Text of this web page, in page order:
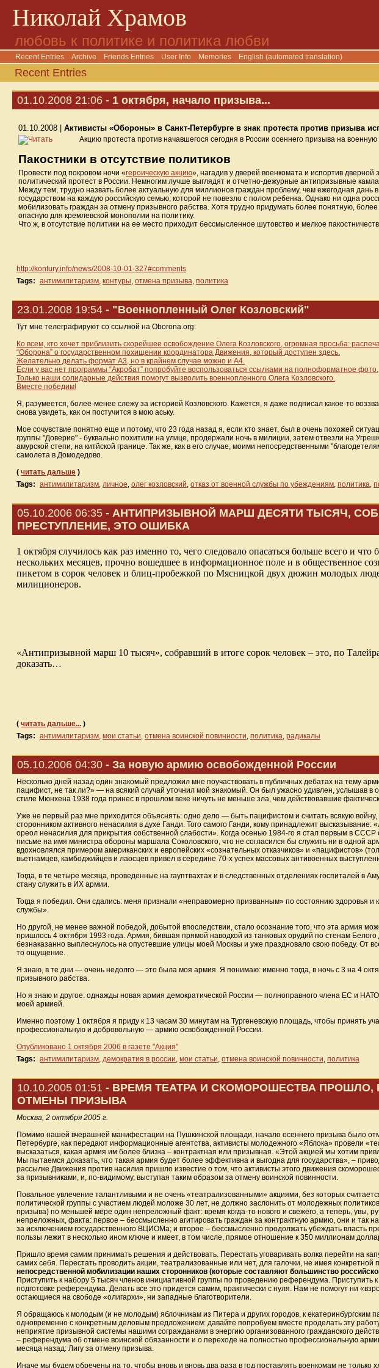
Николай Храмов
любовь к политике и политика любви
Recent Entries Archive Friends Entries User Info Memories English (automated translation)
Recent Entries
01.10.2008 21:06 - 1 октября, начало призыва...
01.10.2008 | Активисты «Обороны» в Санкт-Петербурге в знак протеста против призыва
Акцию протеста против начавшегося сегодня в России осеннего призыва на
Пакостники в отсутствие политиков
Провести под покровом ночи «героическую акцию», нагадив у дверей военкомата и испортив
политический протест в России. Немногим лучше выглядят и отчетно-дежурные антипризывные
Между тем, трудно назвать более актуальную для миллионов граждан проблему, чем ежегодная
государством на каждую российскую семью, которой не повезло с полом ребенка. Однако ни одна
мобилизовать граждан за отмену призывного рабства. Хотя трудно придумать более понятную,
опасную для кремлевской монополии на политику.
Что ж, в отсутствие политики на ее место приходит бессмысленное шутовство и мелкое
http://kontury.info/news/2008-10-01-327#comments
Tags: антимилитаризм, контуры, отмена призыва, политика
23.01.2008 19:54 - "Военнопленный Олег Козловский"
Тут мне телеграфируют со ссылкой на Oborona.org:
Ко всем, кто хочет приблизить скорейшее освобождение Олега Козловского, огромная просьба:
“Оборона” о государственном похищении координатора Движения, который доступен здесь.
Желательно делать формат А3, но в крайнем случае можно и А4.
Если у вас нет программы “Акробат” попробуйте воспользоваться ссылками на полноформатное фото.
Только наши солидарные действия помогут вызволить военнопленного Олега Козловского.
Вместе победим!
Я, разумеется, более-менее слежу за историей Козловского. Кажется, я даже подписал какое-то
снова увидеть, как он постучится в мою аську.
Мое сочувствие понятно еще и потому, что 23 года назад я, если кто знает, был в очень похожей
группы "Доверие" - буквально похитили на улице, продержали ночь в милиции, затем отвезли на
амурской степи, на китйской границе. Так же, как в его случае, моими непосредственными
самолета в Домодедово.
( читать дальше )
Tags: антимилитаризм, личное, олег козловский, отказ от военной службы по убеждениям, политика,
05.10.2006 06:35 - АНТИПРИЗЫВНОЙ МАРШ ДЕСЯТИ ТЫСЯЧ,
ПРЕСТУПЛЕНИЕ, ЭТО ОШИБКА
1 октября случилось как раз именно то, чего следовало опасаться больше всего и
нескольких месяцев, прочно вошедшее в информационное поле и в общественное
пикетом в сорок человек и блиц-пробежкой по Мясницкой двух дюжин молодых
милиционеров.
«Антипризывной марш 10 тысяч», собравший в итоге сорок человек – это, по
доказать…
( читать дальше... )
Tags: антимилитаризм, мои статьи, отмена воинской повинности, политика, радикалы
05.10.2006 04:30 - За новую армию освобожденной России
Несколько дней назад один знакомый предложил мне поучаствовать в публичных дебатах на тему
пацифист, не так ли?» — на всякий случай уточнил мой знакомый. Он был ужасно удивлен, услышав в
стиле Мюнхена 1938 года принес в прошлом веке ничуть не меньше зла, чем действовавшие
Уже не первый раз мне приходится объяснять: одно дело — быть пацифистом и считать всякую
сторонником активного ненасилия в духе Ганди. Того самого Ганди, кому принадлежит
ореол ненасилия для прикрытия собственной слабости». Когда осенью 1984-го я стал первым в
письме на имя министра обороны маршала Соколовского, что не согласился бы служить ни в одной
вдохновлялся примером американских и европейских «сознательных отказчиков» и «пацифистов»
вьетнамцев, камбоджийцев и лаосцев привел в середине 70-х успех массовых антивоенных
Тогда, в те четыре месяца, проведенные на гауптвахтах и в следственных отделениях госпиталей в
стану служить в ИХ армии.
Тогда я победил. Они сдались: меня признали «неправомерно призванным» по состоянию здоровья и
службы».
Но другой, не менее важной победой, добытой впоследствии, стало осознание того, что эта армия
пришлось 4 октября 1993 года. Армия, бившая прямой наводкой из танковых орудий по стенам
безнаказанно выплеснулось на опустевшие улицы моей Москвы и уже праздновало свою победу. От
то ощущение.
Я знаю, в те дни — очень недолго — это была моя армия. Я понимаю: именно тогда, в ночь с 3 на 4
призывного рабства.
Но я знаю и другое: однажды новая армия демократической России — полноправного члена ЕС и
моей армией.
Именно поэтому 1 октября я приду к 13 часам 30 минутам на Тургеневскую площадь, чтобы принять
профессиональную и добровольную — армию освобожденной России.
Опубликовано 1 октября 2006 в газете "Акция"
Tags: антимилитаризм, демократия в россии, мои статьи, отмена воинской повинности, политика
10.10.2005 01:51 - ВРЕМЯ ТЕАТРА И СКОМОРОШЕСТВА ПРОШЛО,
ОТМЕНЫ ПРИЗЫВА
Москва, 2 октября 2005 г.
Помимо нашей вчерашней манифестации на Пушкинской площади, начало осеннего призыва было
Петербурге, как передают информационные агентства, активисты молодежного «Яблока» провели
высказаться, какая армия им более близка – контрактная или призывная. «Этой акцией мы хотим
Мы пытаемся доказать, что такая армия будет более эффективна и выгодна для государства», –
рассылке Движения против насилия пришло известие о том, что активисты этого движения
за призывниками, и, по-видимому, выступая таким образом за отмену воинской повинности.
Повальное увлечение талантливыми и не очень «театрализованными» акциями, без которых
политической группы с участием людей моложе 30 лет, не должно заслонить от молодежных
призыва) по меньшей мере один непреложный факт: время когда-то нового и свежего, а теперь, увы,
непреложных, факта: первое – бессмысленно агитировать граждан за контрактную армию, они и так
за исключением государственного ВЦИОМа; и второе – бессмысленно продолжать убеждать власть
пользы лежит в несколько ином ключе и имеет, в том числе, прямое отношение к 350 миллионам
Пришло время самим принимать решения и действовать. Перестать уговаривать волка перейти на
самих себя. Перестать проводить акции, театрализованные или нет, для галочки, не имея
непосредственной мобилизации наших сторонников (которые составляют большинство
Приступить к набору 5 тысяч членов инициативной группы по проведению референдума. Приступить
подготовке референдума. Делать все это придется самим, практически с нуля. Нам не помогут ни
остающиеся на свободе «олигархи», ни западные благотворители.
Я обращаюсь к молодым (и не молодым) яблочникам из Питера и других городов, к екатеринбургским
одновременно с конкретным деловым предложением: давайте попробуем вместе проделать эту
неприятие призывной системы нашими согражданами в энергию организованного гражданского
– референдума об отмене воинской обязанности и о переходе на полностью профессиональную
месяца назад: Лигу за отмену призыва.
Иначе мы будем обречены на то, чтобы вновь и вновь два раза в год поставлять военкомам не